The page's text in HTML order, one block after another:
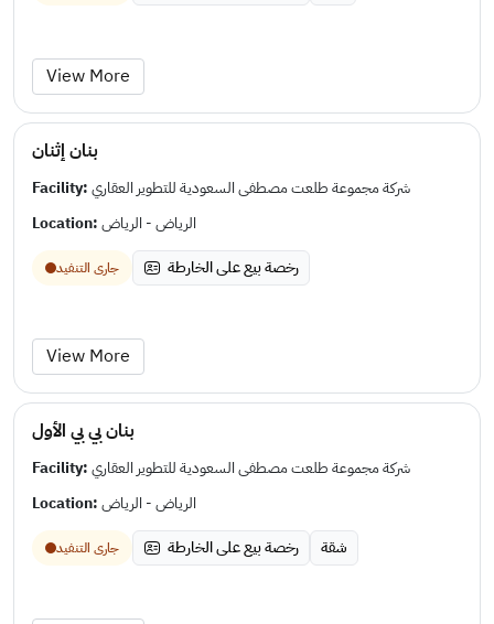
View More
بنان إثنان
Facility:شركة مجموعة طلعت مصطفى السعودية للتطوير العقاري
Location:الرياض - الرياض
جارى التنفيد رخصة بيع على الخارطة
View More
بنان بي بي الأول
Facility:شركة مجموعة طلعت مصطفى السعودية للتطوير العقاري
Location:الرياض - الرياض
جارى التنفيد رخصة بيع على الخارطة شقة